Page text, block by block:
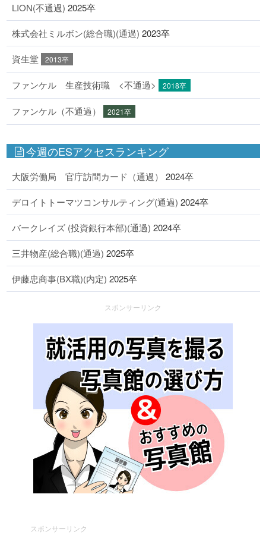
LION(不通過) 2025卒
株式会社ミルボン(総合職)(通過) 2023卒
資生堂 2013卒
ファンケル 生産技術職 <不通過> 2018卒
ファンケル（不通過） 2021卒
今週のESアクセスランキング
大阪労働局 官庁訪問カード（通過） 2024卒
デロイトトーマツコンサルティング(通過) 2024卒
バークレイズ (投資銀行本部)(通過) 2024卒
三井物産(総合職)(通過) 2025卒
伊藤忠商事(BX職)(内定) 2025卒
スポンサーリンク
スポンサーリンク